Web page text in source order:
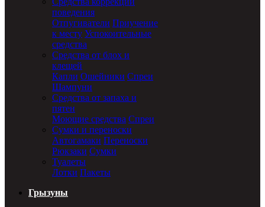
поведения
Отпугиватели Приучение
к месту Успокоительные
средства
Средства от блох и
клещей
Капли Ошейники Спреи
Шампуни
Средства от запаха и
пятен
Моющие средства Спреи
Сумки и переноски
Автогамаки Переноски
Рюкзаки Сумки
Туалеты
Лотки Пакеты
Грызуны